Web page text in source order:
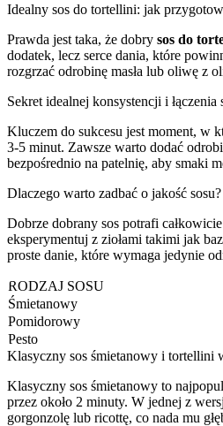
Idealny sos do tortellini: jak
Prawda jest taka, że dobry sos do
dodatek, lecz serce dania, które
rozgrzać odrobinę masła lub oliwę z
Sekret idealnej konsystencji i łączenia
Kluczem do sukcesu jest moment, w
3-5 minut. Zawsze warto dodać
bezpośrednio na patelnię, aby smaki
Dlaczego warto zadbać o jakość sosu?
Dobrze dobrany sos potrafi
eksperymentuj z ziołami takimi jak
proste danie, które wymaga jedynie
RODZAJ SOSU
Śmietanowy
Pomidorowy
Pesto
Klasyczny sos śmietanowy i tortellini
Klasyczny sos śmietanowy to
przez około 2 minuty. W jednej z
gorgonzolę lub ricottę, co nada mu